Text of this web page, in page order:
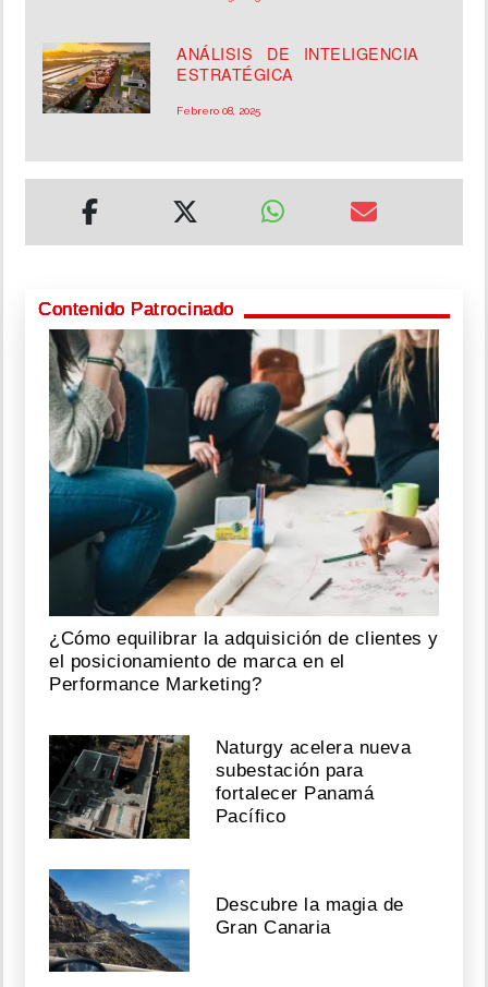
ANÁLISIS DE INTELIGENCIA
ESTRATÉGICA
Febrero 08, 2025
Contenido Patrocinado
¿Cómo equilibrar la adquisición de clientes y
el posicionamiento de marca en el
Performance Marketing?
Naturgy acelera nueva
subestación para
fortalecer Panamá
Pacífico
Descubre la magia de
Gran Canaria